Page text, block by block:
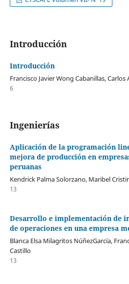
Introducción
Introducción
Francisco Javier Wong Cabanillas,
6
Ingenierías
Aplicación de la programación
mejora de producción en
peruanas
Kendrick Palma Solorzano, Maribel
13
Desarrollo e implementación de
de operaciones en una empresa
Blanca Elsa Milagritos NúñezGarcía,
Castillo
13